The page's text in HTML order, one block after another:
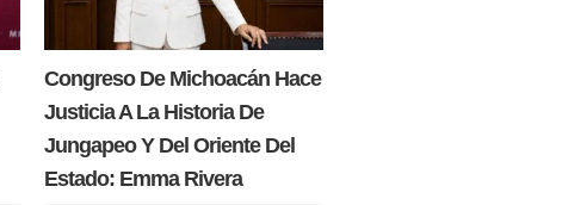
Congreso De Michoacán Hace
Justicia A La Historia De
Jungapeo Y Del Oriente Del
Estado: Emma Rivera